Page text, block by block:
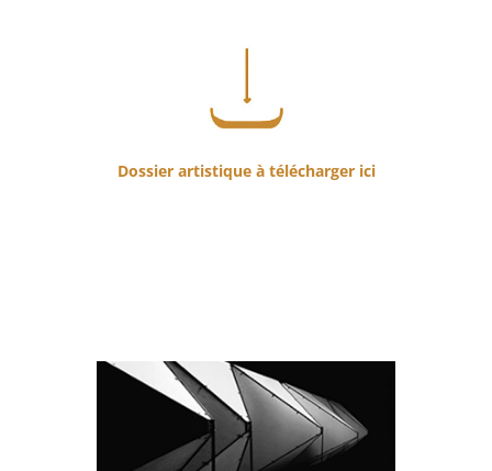
Dossier artistique à télécharger ici